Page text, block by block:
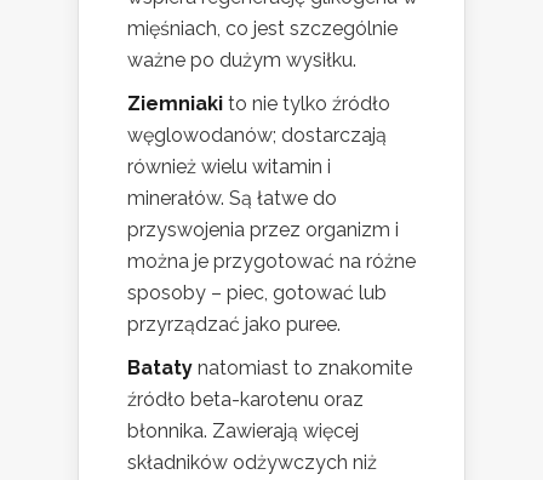
mięśniach, co jest szczególnie
ważne po dużym wysiłku.
Ziemniaki to nie tylko źródło
węglowodanów; dostarczają
również wielu witamin i
minerałów. Są łatwe do
przyswojenia przez organizm i
można je przygotować na różne
sposoby – piec, gotować lub
przyrządzać jako puree.
Bataty natomiast to znakomite
źródło beta-karotenu oraz
błonnika. Zawierają więcej
składników odżywczych niż